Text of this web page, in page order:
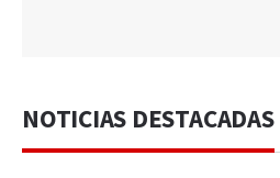
NOTICIAS DESTACADAS